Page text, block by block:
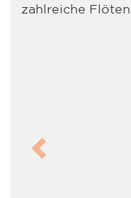
zahlreiche
Previous